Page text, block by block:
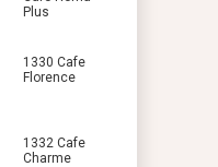
Plus
1330 Cafe
Florence
1332 Cafe
Charme